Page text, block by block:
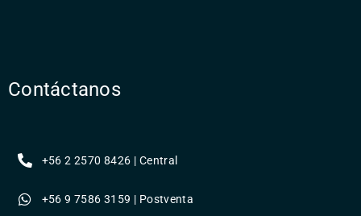
Contáctanos
+56 2 2570 8426 | Central
+56 9 7586 3159 | Postventa